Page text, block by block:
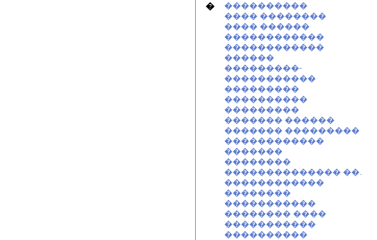
�
����������
���� ��������
���� ������
������������
������������
������
���������-
�����������
���������
����������
���������
������� ������
������� ���������
������������
�������
��������
�������������� ��.
������������
��������
�����������
�������� ����
�����������
����������